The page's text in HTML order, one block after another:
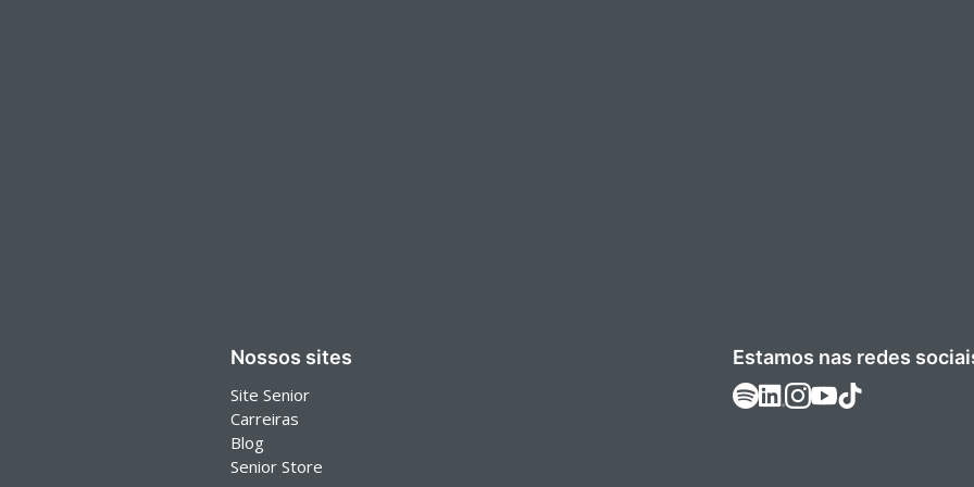
Nossos sites
Site Senior
Carreiras
Blog
Senior Store
Estamos nas redes